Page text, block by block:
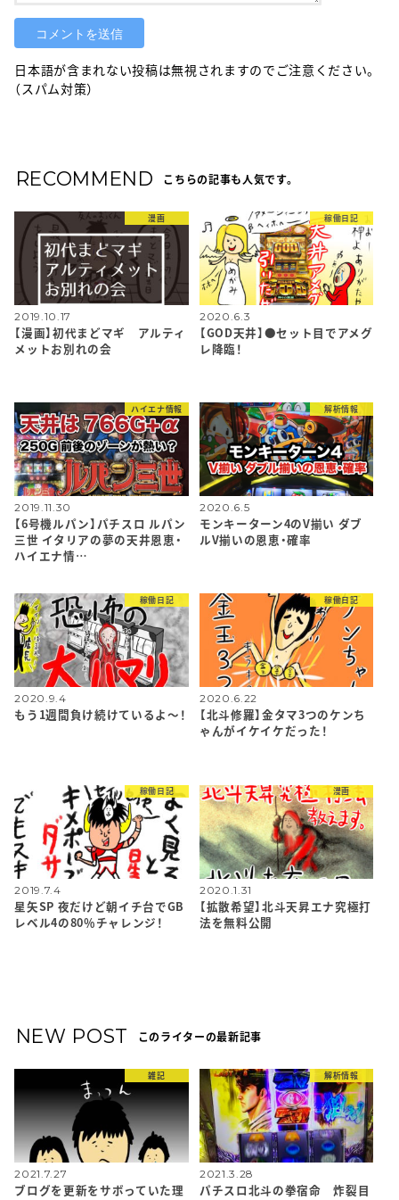
日本語が含まれない投稿は無視されますのでご注意ください。
（スパム対策）
RECOMMEND こちらの記事も人気です。
漫画
2019.10.17
【漫画】初代まどマギ アルティ
メットお別れの会
稼働日記
2020.6.3
【GOD天井】●セット目でアメグ
レ降臨！
ハイエナ情報
2019.11.30
【6号機ルパン】パチスロ ルパン
三世 イタリアの夢の天井恩恵・
ハイエナ情…
解析情報
2020.6.5
モンキーターン4のV揃い ダブ
ルV揃いの恩恵・確率
稼働日記
2020.9.4
もう1週間負け続けているよ〜！
稼働日記
2020.6.22
【北斗修羅】金タマ3つのケンち
ゃんがイケイケだった！
稼働日記
2019.7.4
星矢SP 夜だけど朝イチ台でGB
レベル4の80％チャレンジ！
漫画
2020.1.31
【拡散希望】北斗天昇エナ究極打
法を無料公開
NEW POST このライターの最新記事
雑記
2021.7.27
ブログを更新をサボっていた理
解析情報
2021.3.28
パチスロ北斗の拳宿命 炸裂目